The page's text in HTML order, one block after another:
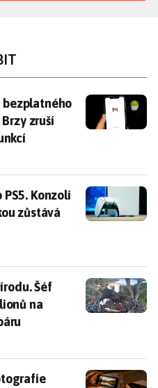
bezplatného Gmailu,
bezplatného
zruší
PS5. Konzolí by měl být
Konzolí
zůstává
Šéf OpenAI poslal
Šéf
na
zdarma a bez